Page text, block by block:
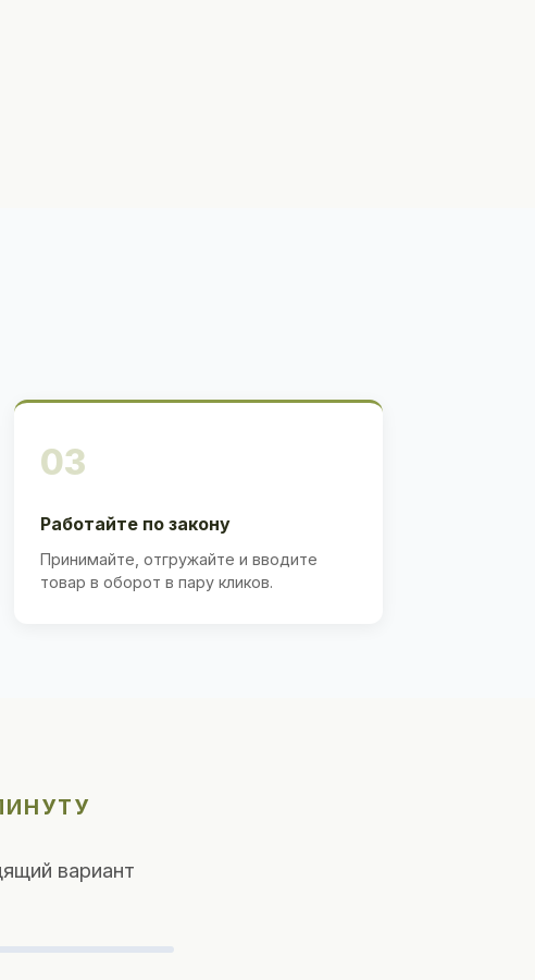
03
Работайте по закону
Принимайте, отгружайте и вводите
товар в оборот в пару кликов.
вариант